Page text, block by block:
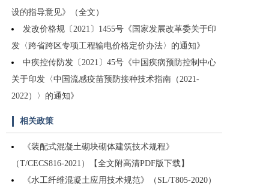
设的指导意见》（全文）
发改价格规〔2021〕1455号《国家发展改革委关于印
发〈跨省跨区专项工程输电价格定价办法〉的通知》
中疾控传防发〔2021〕45号《中国疾病预防控制中心
关于印发〈中国流感疫苗预防接种技术指南（2021-
2022）〉的通知》
相关政策
《装配式混凝土砌块砌体建筑技术规程》
（T/CECS816-2021）【全文附高清PDF版下载】
《水工纤维混凝土应用技术规范》（SL/T805-2020）